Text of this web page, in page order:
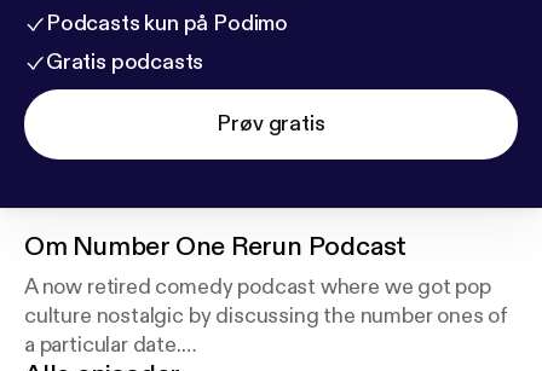
Podcasts kun på Podimo
Gratis podcasts
Prøv gratis
Om Number One Rerun Podcast
A now retired comedy podcast where we got pop
culture nostalgic by discussing the number ones of
a particular date.